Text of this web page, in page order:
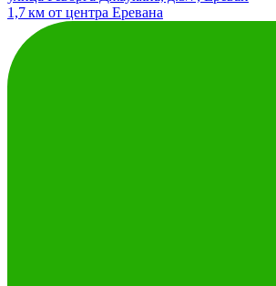
1,7 км от центра Еревана